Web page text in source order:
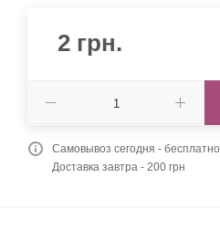
2 грн.
Самовывоз сегодня - бесплатно
Доставка завтра - 200 грн